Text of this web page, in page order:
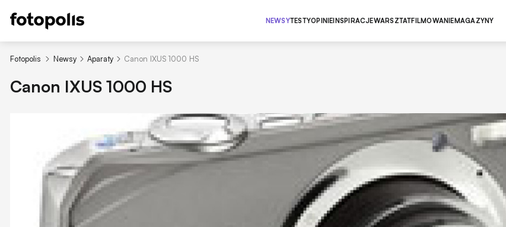
NEWSYTESTYOPINIEINSPIRACJEWARSZTATFILMOWANIEMAGAZYNY
Fotopolis Newsy Aparaty Canon IXUS 1000 HS
Canon IXUS 1000 HS